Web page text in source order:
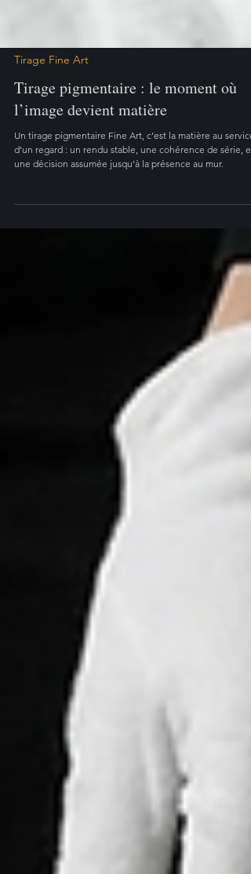
Tirage Fine Art
Tirage pigmentaire : le moment où
l’image devient matière
Un tirage pigmentaire Fine Art, c’est la matière au service
une décision assumée jusqu’à la présence au mur.